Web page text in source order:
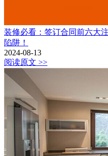
装修必看：签订合同前六大
陷阱！
2024-08-13
阅读原文 >>